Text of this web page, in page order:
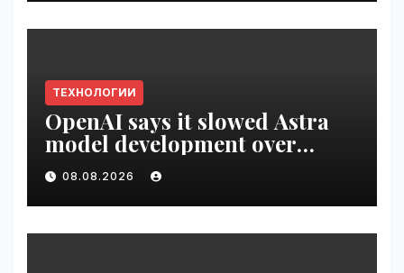
ТЕХНОЛОГИИ
OpenAI says it slowed Astra
model development over
security concerns | VseTime.ru
08.08.2026